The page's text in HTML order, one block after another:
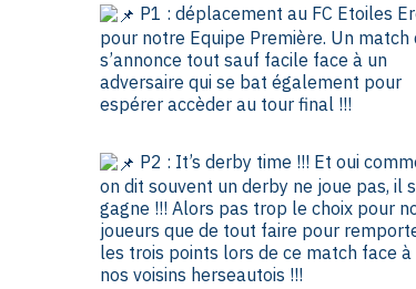
P1 : déplacement au FC Etoiles
pour notre Equipe Première. Un match
s’annonce tout sauf facile face à un
adversaire qui se bat également pour
espérer accèder au tour final !!!
P2 : It’s derby time !!! Et oui
on dit souvent un derby ne joue pas, il
gagne !!! Alors pas trop le choix pour
joueurs que de tout faire pour
les trois points lors de ce match face à
nos voisins herseautois !!!